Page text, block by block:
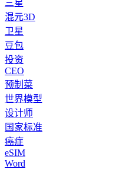
三星
混元3D
卫星
豆包
投资
CEO
预制菜
世界模型
设计师
国家标准
癌症
eSIM
Word